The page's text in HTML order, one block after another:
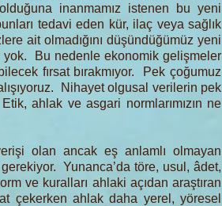
inanmamız istenen bu yeni
tedavi eden kür, ilaç veya sağlık
ait olmadığını düşündüğümüz yeni
yok. Bu nedenle ekonomik gelişmeler
fırsat bırakmıyor. Pek çoğumuz
Nihayet olgusal verilerin pek
ahlak ve asgari normlarımızın ne
olan ancak eş anlamlı olmayan
Yunanca’da töre, usul, âdet,
ve kuralları ahlaki açıdan araştıran
çekerken ahlak daha yerel, yöresel